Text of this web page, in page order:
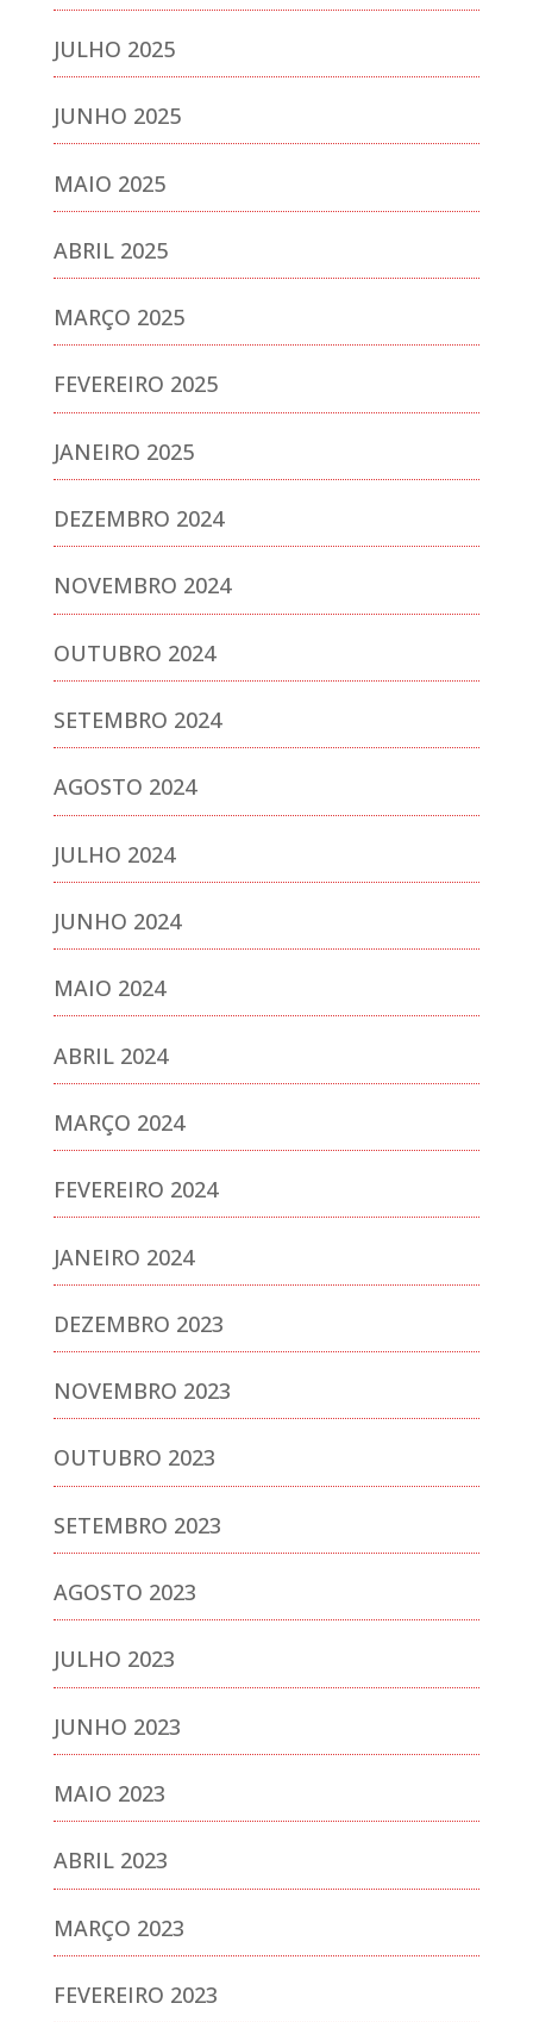
JULHO 2025
JUNHO 2025
MAIO 2025
ABRIL 2025
MARÇO 2025
FEVEREIRO 2025
JANEIRO 2025
DEZEMBRO 2024
NOVEMBRO 2024
OUTUBRO 2024
SETEMBRO 2024
AGOSTO 2024
JULHO 2024
JUNHO 2024
MAIO 2024
ABRIL 2024
MARÇO 2024
FEVEREIRO 2024
JANEIRO 2024
DEZEMBRO 2023
NOVEMBRO 2023
OUTUBRO 2023
SETEMBRO 2023
AGOSTO 2023
JULHO 2023
JUNHO 2023
MAIO 2023
ABRIL 2023
MARÇO 2023
FEVEREIRO 2023